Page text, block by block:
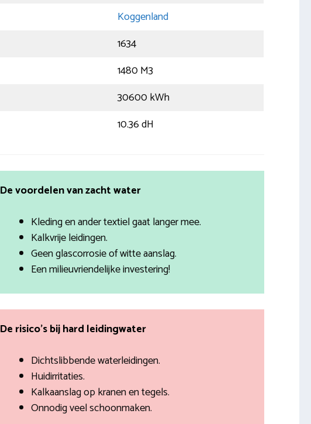
Koggenland
1634
1480 M3
30600 kWh
10.36 dH
De voordelen van zacht water
Kleding en ander textiel gaat langer mee.
Kalkvrije leidingen.
Geen glascorrosie of witte aanslag.
Een milieuvriendelijke investering!
De risico’s bij hard leidingwater
Dichtslibbende waterleidingen.
Huidirritaties.
Kalkaanslag op kranen en tegels.
Onnodig veel schoonmaken.